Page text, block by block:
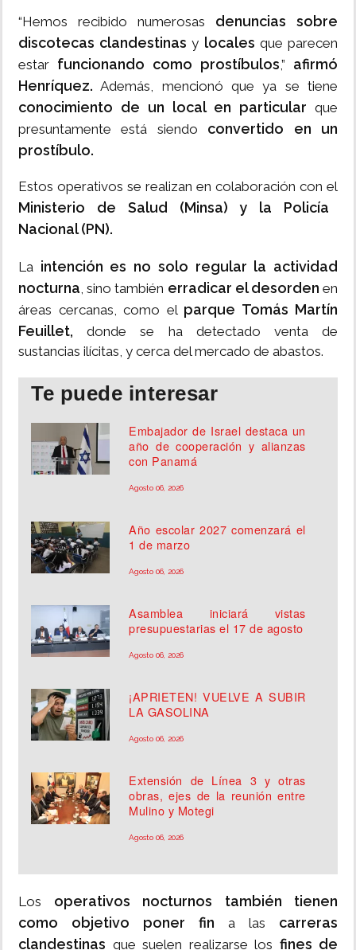
“Hemos recibido numerosas denuncias sobre
discotecas clandestinas y locales que parecen
estar funcionando como prostíbulos,” afirmó
Henríquez. Además, mencionó que ya se tiene
conocimiento de un local en particular que
presuntamente está siendo convertido en un
prostíbulo.
Estos operativos se realizan en colaboración con el
Ministerio de Salud (Minsa) y la Policía
Nacional (PN).
La intención es no solo regular la actividad
nocturna, sino también erradicar el desorden en
áreas cercanas, como el parque Tomás Martín
Feuillet, donde se ha detectado venta de
sustancias ilícitas, y cerca del mercado de abastos.
Te puede interesar
Embajador de Israel destaca un
año de cooperación y alianzas
con Panamá
Agosto 06, 2026
Año escolar 2027 comenzará el
1 de marzo
Agosto 06, 2026
Asamblea iniciará vistas
presupuestarias el 17 de agosto
Agosto 06, 2026
¡APRIETEN! VUELVE A SUBIR
LA GASOLINA
Agosto 06, 2026
Extensión de Línea 3 y otras
obras, ejes de la reunión entre
Mulino y Motegi
Agosto 06, 2026
Los operativos nocturnos también tienen
como objetivo poner fin a las carreras
clandestinas que suelen realizarse los fines de